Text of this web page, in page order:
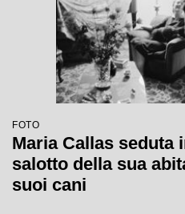
FOTO
Maria Callas seduta
salotto della sua
suoi cani